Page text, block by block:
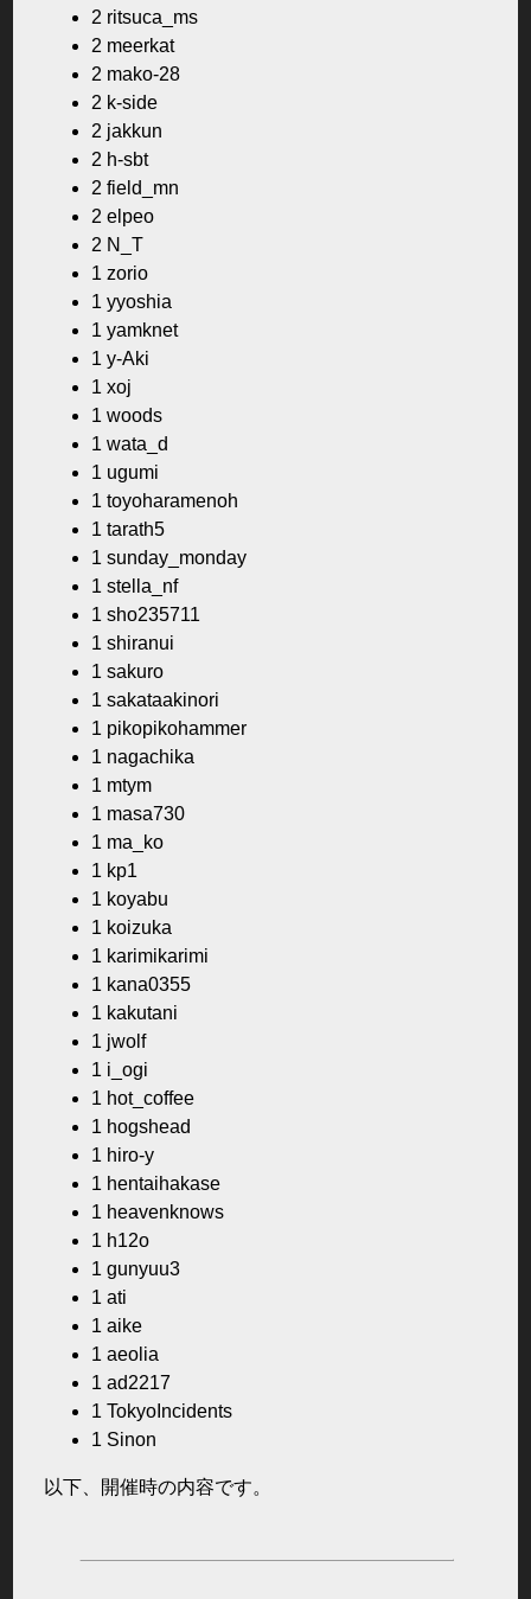
2 ritsuca_ms
2 meerkat
2 mako-28
2 k-side
2 jakkun
2 h-sbt
2 field_mn
2 elpeo
2 N_T
1 zorio
1 yyoshia
1 yamknet
1 y-Aki
1 xoj
1 woods
1 wata_d
1 ugumi
1 toyoharamenoh
1 tarath5
1 sunday_monday
1 stella_nf
1 sho235711
1 shiranui
1 sakuro
1 sakataakinori
1 pikopikohammer
1 nagachika
1 mtym
1 masa730
1 ma_ko
1 kp1
1 koyabu
1 koizuka
1 karimikarimi
1 kana0355
1 kakutani
1 jwolf
1 i_ogi
1 hot_coffee
1 hogshead
1 hiro-y
1 hentaihakase
1 heavenknows
1 h12o
1 gunyuu3
1 ati
1 aike
1 aeolia
1 ad2217
1 TokyoIncidents
1 Sinon
以下、開催時の内容です。